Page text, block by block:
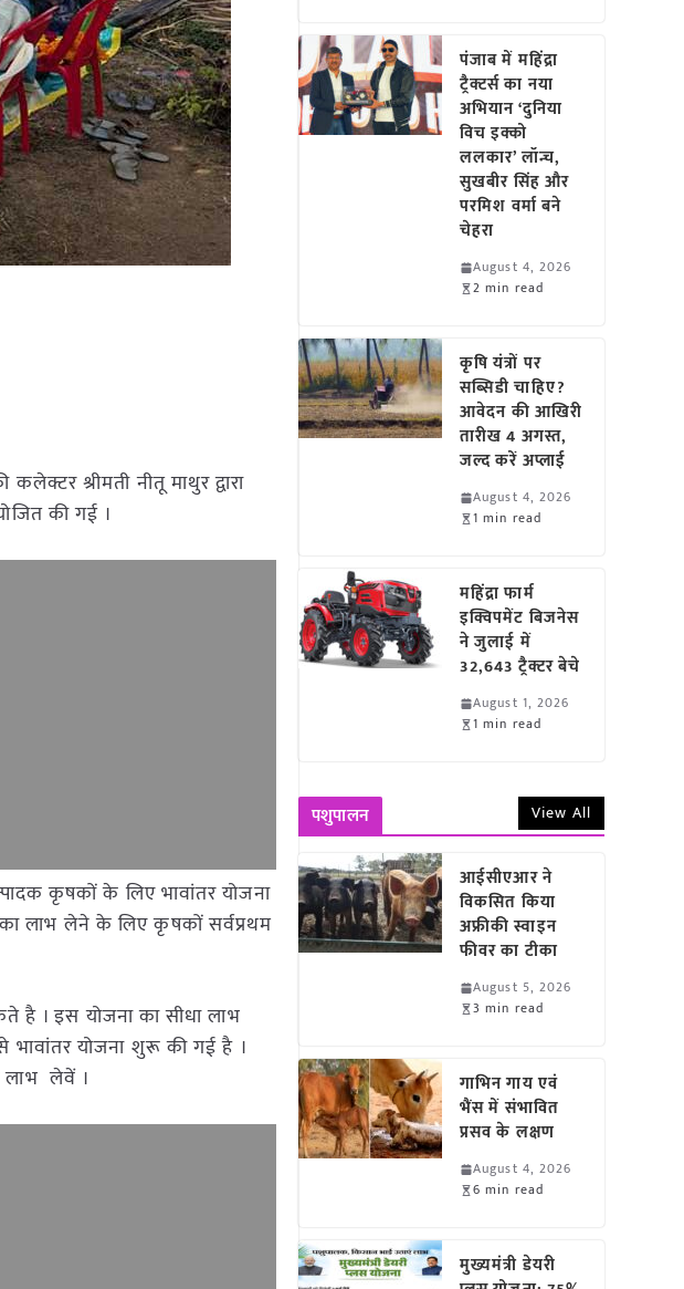
कलेक्टर श्रीमती नीतू माथुर द्वारा
की गई ।
कृषकों के लिए भावांतर योजना
लाभ लेने के लिए कृषकों सर्वप्रथम
है । इस योजना का सीधा लाभ
योजना शुरू की गई है ।
लाभ लेवें ।
पंजाब में महिंद्रा
ट्रैक्टर्स का नया
अभियान ‘दुनिया
विच इक्को
ललकार’ लॉन्च,
सुखबीर सिंह और
परमिश वर्मा बने
चेहरा
August 4, 2026
2 min read
कृषि यंत्रों पर
सब्सिडी चाहिए?
आवेदन की आखिरी
तारीख 4 अगस्त,
जल्द करें अप्लाई
August 4, 2026
1 min read
महिंद्रा फार्म
इक्विपमेंट बिजनेस
ने जुलाई में
32,643 ट्रैक्टर बेचे
August 1, 2026
1 min read
पशुपालन View All
आईसीएआर ने
विकसित किया
अफ्रीकी स्वाइन
फीवर का टीका
August 5, 2026
3 min read
गाभिन गाय एवं
भैंस में संभावित
प्रसव के लक्षण
August 4, 2026
6 min read
मुख्यमंत्री डेयरी